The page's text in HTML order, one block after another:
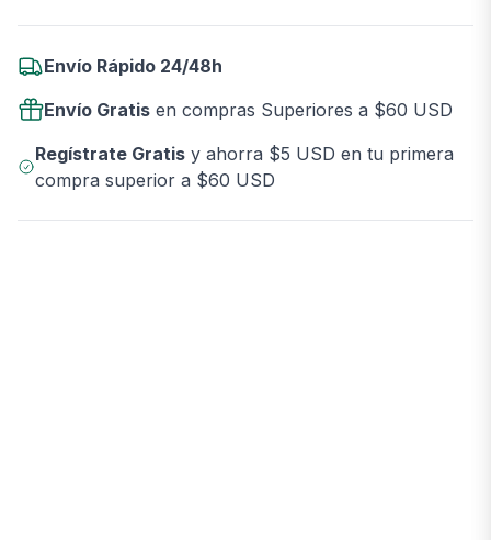
Envío Rápido 24/48h
Envío Gratis en compras Superiores a $60 USD
Regístrate Gratisy ahorra $5 USD en tu primera
compra superior a $60 USD